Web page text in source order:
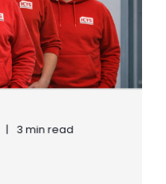
3 min read